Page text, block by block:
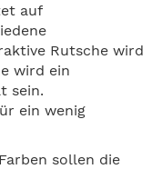
auf
Rutsche wird
wird ein
sein.
ein wenig
sollen die